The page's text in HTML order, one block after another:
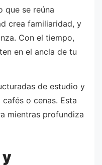
que se reúna
crea familiaridad, y
Con el tiempo,
en el ancla de tu
de estudio y
o cenas. Esta
mientras profundiza
y